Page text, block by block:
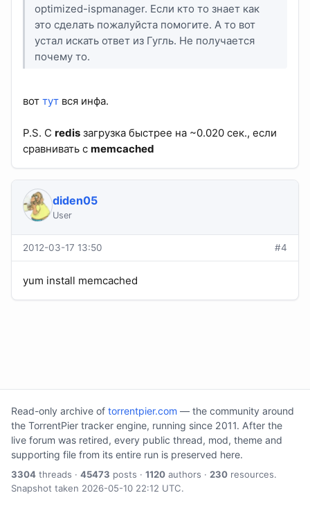
optimized-ispmanager. Если кто то знает как
это сделать пожалуйста помогите. А то вот
устал искать ответ из Гугль. Не получается
почему то.
вот тут вся инфа.
P.S. С redis загрузка быстрее на ~0.020 сек., если
сравнивать с memcached
diden05
User
2012-03-17 13:50 #4
yum install memcached
Read-only archive of torrentpier.com — the community around
the TorrentPier tracker engine, running since 2011. After the
live forum was retired, every public thread, mod, theme and
supporting file from its entire run is preserved here.
3304 threads · 45473 posts · 1120 authors · 230 resources.
Snapshot taken 2026-05-10 22:12 UTC.